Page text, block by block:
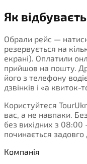
Як
Обрали рейс —
резервується на
екрані). Оплатили
прийшов на пошту.
його з телефону
дзвінків і «а квиток-
Користуйтеся
вас, а не навпаки.
без вихідних з
починається задовго
Компанія